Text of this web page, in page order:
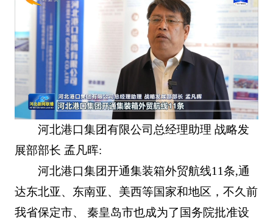
河北港口集团有限公司总经理助理 战略发
展部部长 孟凡晖:
河北港口集团开通集装箱外贸航线11条,通
达东北亚、东南亚、美西等国家和地区，不久前
我省保定市、 秦皇岛市也成为了国务院批准设